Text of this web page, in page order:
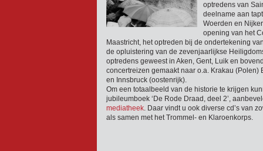
optredens van
deelname aan
Woerden en
opening van het
Maastricht, het optreden bij de ondertekening
de opluistering van de zevenjaarlijkse
optredens geweest in Aken, Gent, Luik en
concertreizen gemaakt naar o.a. Krakau (Polen)
en Innsbruck (oostenrijk).
Om een totaalbeeld van de historie te krijgen
jubileumboek ‘De Rode Draad, deel 2’,
mediatheek. Daar vindt u ook diverse cd’s van
als samen met het Trommel- en Klaroenkorps.